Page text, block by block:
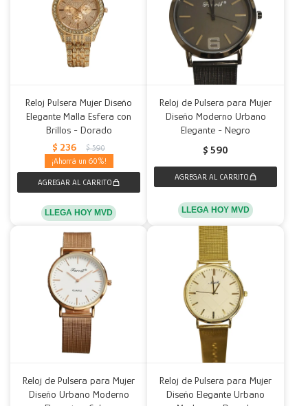
Reloj Pulsera Mujer Diseño
Elegante Malla Esfera con
Brillos - Dorado
$ 236 $ 590
60
LLEGA HOY MVD
Reloj de Pulsera para Mujer
Diseño Moderno Urbano
Elegante - Negro
$ 590
LLEGA HOY MVD
Reloj de Pulsera para Mujer
Diseño Urbano Moderno
Reloj de Pulsera para Mujer
Diseño Elegante Urbano